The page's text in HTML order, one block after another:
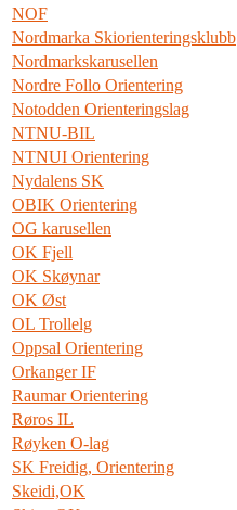
NOF
Nordmarka Skiorienteringsklubb
Nordmarkskarusellen
Nordre Follo Orientering
Notodden Orienteringslag
NTNU-BIL
NTNUI Orientering
Nydalens SK
OBIK Orientering
OG karusellen
OK Fjell
OK Skøynar
OK Øst
OL Trollelg
Oppsal Orientering
Orkanger IF
Raumar Orientering
Røros IL
Røyken O-lag
SK Freidig, Orientering
Skeidi,OK